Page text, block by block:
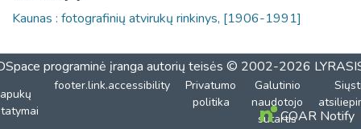
Kaunas : fotografinių atvirukų rinkinys, [1906-1991]
programinė įranga autorių teisės © 2002-2026
footer.link.accessibility
Privatumo
politika
Galutinio
naudotojo
sutartisCOAR Notify